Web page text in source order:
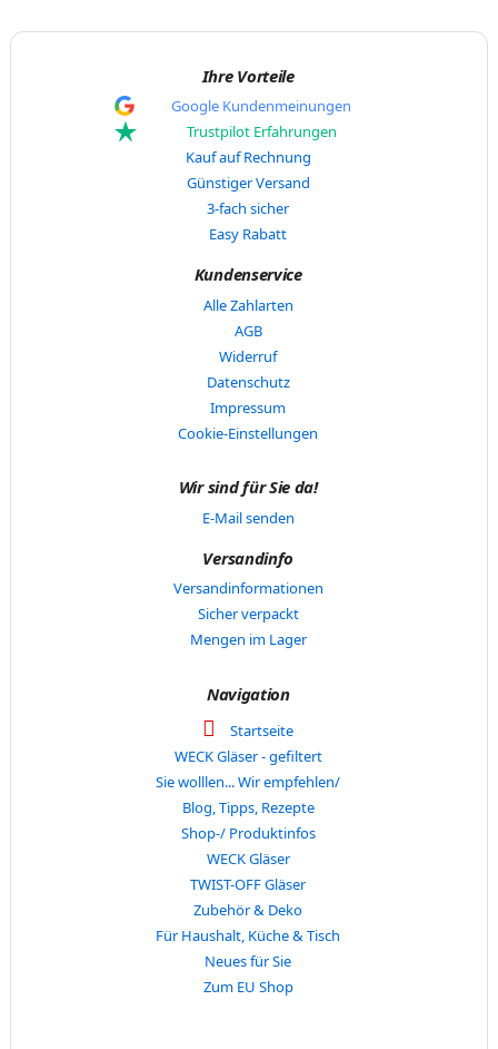
Ihre Vorteile
Google Kundenmeinungen
Trustpilot Erfahrungen
Kauf auf Rechnung
Günstiger Versand
3-fach sicher
Easy Rabatt
Kundenservice
Alle Zahlarten
AGB
Widerruf
Datenschutz
Impressum
Cookie-Einstellungen
Wir sind für Sie da!
E-Mail senden
Versandinfo
Versandinformationen
Sicher verpackt
Mengen im Lager
Navigation
Startseite
WECK Gläser - gefiltert
Sie wolllen... Wir empfehlen/
Blog, Tipps, Rezepte
Shop-/ Produktinfos
WECK Gläser
TWIST-OFF Gläser
Zubehör & Deko
Für Haushalt, Küche & Tisch
Neues für Sie
Zum EU Shop